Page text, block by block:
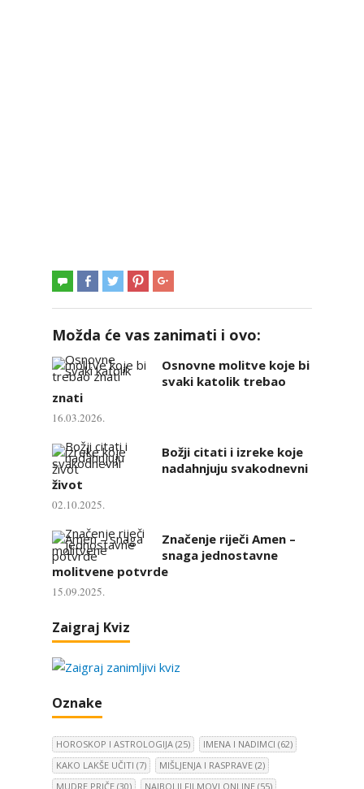
Možda će vas zanimati i ovo:
Osnovne molitve koje bi
svaki katolik trebao
znati
16.03.2026.
Božji citati i izreke koje
nadahnjuju svakodnevni
život
02.10.2025.
Značenje riječi Amen –
snaga jednostavne
molitvene potvrde
15.09.2025.
Zaigraj Kviz
Oznake
HOROSKOP I ASTROLOGIJA (25) IMENA I NADIMCI (62)
KAKO LAKŠE UČITI (7) MIŠLJENJA I RASPRAVE (2)
MUDRE PRIČE (30) NAJBOLJI FILMOVI ONLINE (55)